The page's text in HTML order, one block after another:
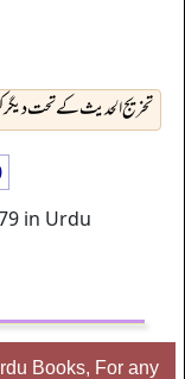
تخریج الحدیث کے تحت
in Urdu
Books, For any